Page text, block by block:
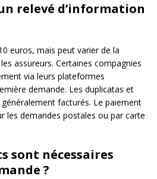
relevé d’information
euros, mais peut varier de la
assureurs. Certaines compagnies
via leurs plateformes
demande. Les duplicatas et
facturés. Le paiement
les demandes postales ou par carte
sont nécessaires
?